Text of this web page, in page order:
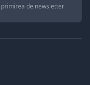
primirea de newsletter